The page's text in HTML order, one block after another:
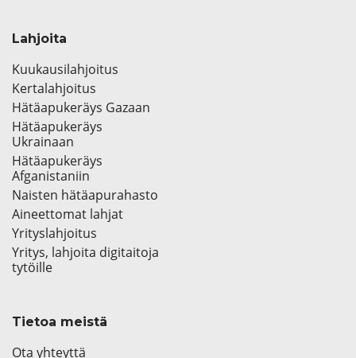
Lahjoita
Kuukausilahjoitus
Kertalahjoitus
Hätäapukeräys Gazaan
Hätäapukeräys
Ukrainaan
Hätäapukeräys
Afganistaniin
Naisten hätäapurahasto
Aineettomat lahjat
Yrityslahjoitus
Yritys, lahjoita digitaitoja
tytöille
Tietoa meistä
Ota yhteyttä